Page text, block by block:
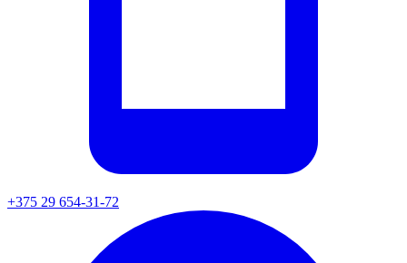
+375 29 654-31-72